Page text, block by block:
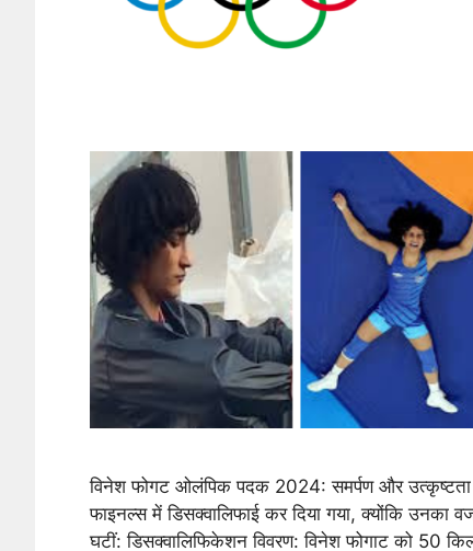
विनेश फोगट ओलंपिक पदक 2024: समर्पण और
फाइनल्स में डिसक्वालिफाई कर दिया गया, क्योंकि
घटीं: डिसक्वालिफिकेशन विवरण: विनेश फोगाट को 50